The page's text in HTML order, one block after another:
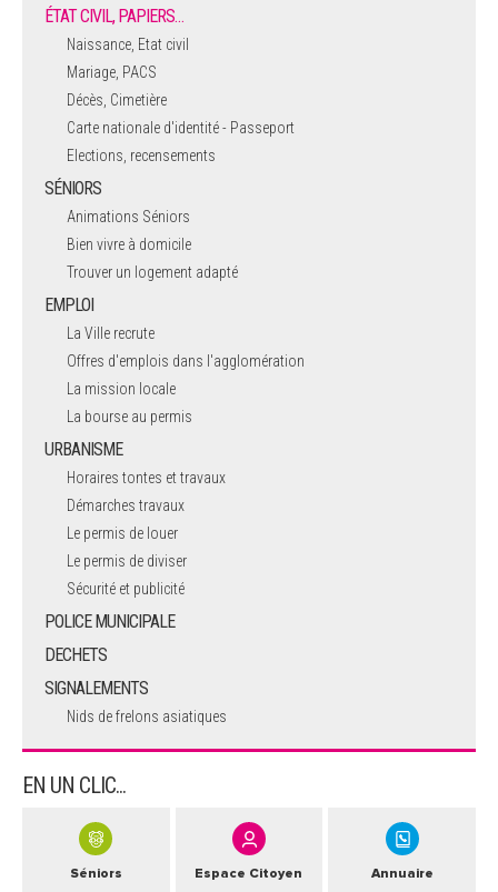
ÉTAT CIVIL, PAPIERS…
Naissance, Etat civil
Mariage, PACS
Décès, Cimetière
Carte nationale d'identité - Passeport
Elections, recensements
SÉNIORS
Animations Séniors
Bien vivre à domicile
Trouver un logement adapté
EMPLOI
La Ville recrute
Offres d'emplois dans l'agglomération
La mission locale
La bourse au permis
URBANISME
Horaires tontes et travaux
Démarches travaux
Le permis de louer
Le permis de diviser
Sécurité et publicité
POLICE MUNICIPALE
DECHETS
SIGNALEMENTS
Nids de frelons asiatiques
EN UN CLIC...
Séniors Espace Citoyen Annuaire